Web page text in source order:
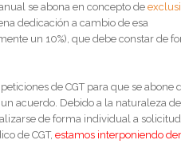
se abona en concepto de
dedicación a cambio de esa
un 10%), que debe constar de
de CGT para que se abone
acuerdo. Debido a la naturaleza
de forma individual a
de CGT, estamos interponiendo